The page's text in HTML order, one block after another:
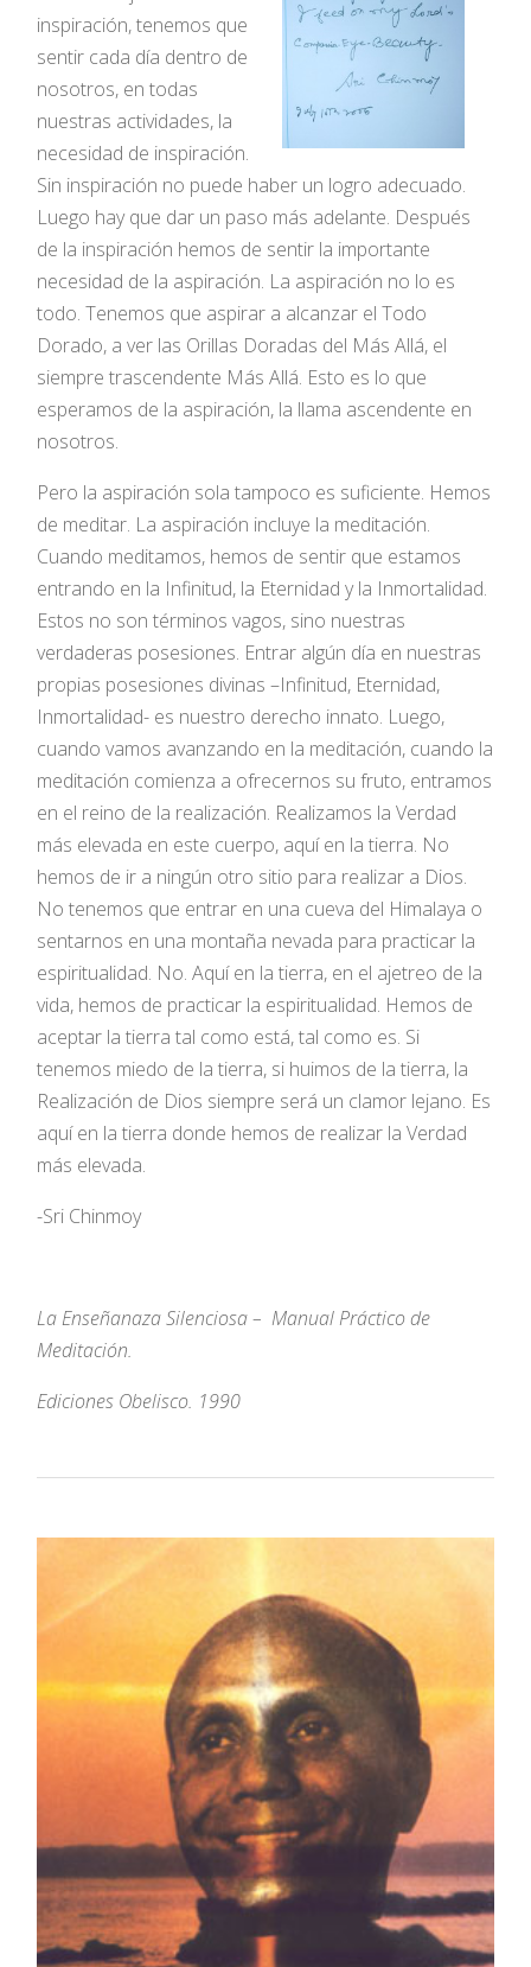
inspiración, tenemos que
sentir cada día dentro de
nosotros, en todas
nuestras actividades, la
necesidad de inspiración.
Sin inspiración no puede haber un logro adecuado.
Luego hay que dar un paso más adelante. Después
de la inspiración hemos de sentir la importante
necesidad de la aspiración. La aspiración no lo es
todo. Tenemos que aspirar a alcanzar el Todo
Dorado, a ver las Orillas Doradas del Más Allá, el
siempre trascendente Más Allá. Esto es lo que
esperamos de la aspiración, la llama ascendente en
nosotros.
Pero la aspiración sola tampoco es suficiente. Hemos
de meditar. La aspiración incluye la meditación.
Cuando meditamos, hemos de sentir que estamos
entrando en la Infinitud, la Eternidad y la Inmortalidad.
Estos no son términos vagos, sino nuestras
verdaderas posesiones. Entrar algún día en nuestras
propias posesiones divinas –Infinitud, Eternidad,
Inmortalidad- es nuestro derecho innato. Luego,
cuando vamos avanzando en la meditación, cuando la
meditación comienza a ofrecernos su fruto, entramos
en el reino de la realización. Realizamos la Verdad
más elevada en este cuerpo, aquí en la tierra. No
hemos de ir a ningún otro sitio para realizar a Dios.
No tenemos que entrar en una cueva del Himalaya o
sentarnos en una montaña nevada para practicar la
espiritualidad. No. Aquí en la tierra, en el ajetreo de la
vida, hemos de practicar la espiritualidad. Hemos de
aceptar la tierra tal como está, tal como es. Si
tenemos miedo de la tierra, si huimos de la tierra, la
Realización de Dios siempre será un clamor lejano. Es
aquí en la tierra donde hemos de realizar la Verdad
más elevada.
-Sri Chinmoy
La Enseñanaza Silenciosa – Manual Práctico de
Meditación.
Ediciones Obelisco. 1990